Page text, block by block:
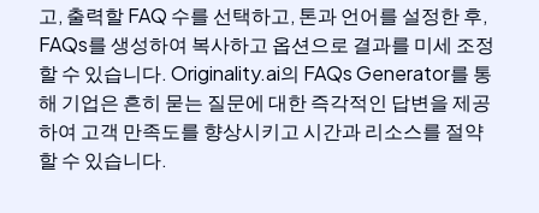
고, 출력할 FAQ 수를 선택하고, 톤과 언어를 설정한 후,
FAQs를 생성하여 복사하고 옵션으로 결과를 미세 조정
할 수 있습니다. Originality.ai의 FAQs Generator를 통
해 기업은 흔히 묻는 질문에 대한 즉각적인 답변을 제공
하여 고객 만족도를 향상시키고 시간과 리소스를 절약
할 수 있습니다.